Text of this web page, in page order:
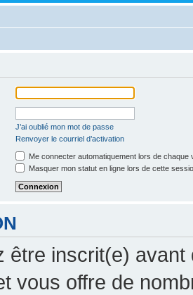
J’ai oublié mon mot de passe
Renvoyer le courriel d’activation
Me connecter automatiquement lors de chaque
Masquer mon statut en ligne lors de cette
être inscrit(e) avant
vous offre de